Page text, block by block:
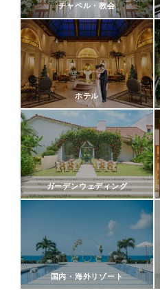
チャペル・教会
ホテル
ガーデンウェディング
国内・海外リゾート